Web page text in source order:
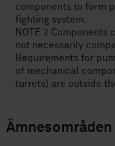
components to form
fighting system.
NOTE 2
not necessarily
Requirements for
of mechanical
turrets) are outside
Ämnesområden